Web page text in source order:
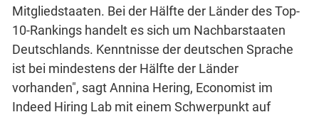
Mitgliedstaaten. Bei der Hälfte der Länder des Top-
10-Rankings handelt es sich um Nachbarstaaten
Deutschlands. Kenntnisse der deutschen Sprache
ist bei mindestens der Hälfte der Länder
vorhanden", sagt Annina Hering, Economist im
Indeed Hiring Lab mit einem Schwerpunkt auf